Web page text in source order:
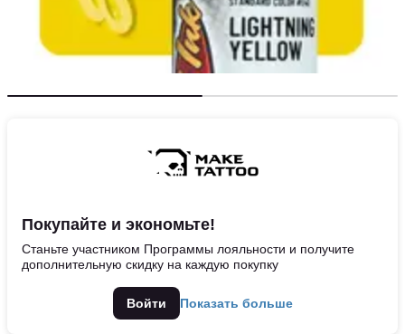
Покупайте и экономьте!
Станьте участником Программы лояльности и получите
дополнительную скидку на каждую покупку
Войти Показать больше